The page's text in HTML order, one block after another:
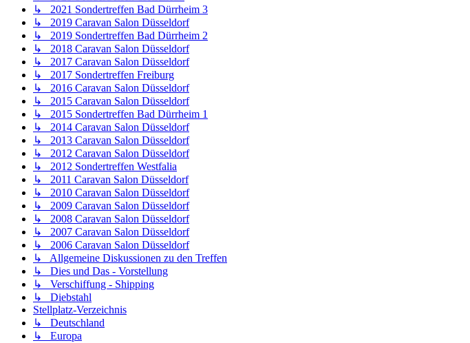
↳ 2021 Sondertreffen Bad Dürrheim 3
↳ 2019 Caravan Salon Düsseldorf
↳ 2019 Sondertreffen Bad Dürrheim 2
↳ 2018 Caravan Salon Düsseldorf
↳ 2017 Caravan Salon Düsseldorf
↳ 2017 Sondertreffen Freiburg
↳ 2016 Caravan Salon Düsseldorf
↳ 2015 Caravan Salon Düsseldorf
↳ 2015 Sondertreffen Bad Dürrheim 1
↳ 2014 Caravan Salon Düsseldorf
↳ 2013 Caravan Salon Düsseldorf
↳ 2012 Caravan Salon Düsseldorf
↳ 2012 Sondertreffen Westfalia
↳ 2011 Caravan Salon Düsseldorf
↳ 2010 Caravan Salon Düsseldorf
↳ 2009 Caravan Salon Düsseldorf
↳ 2008 Caravan Salon Düsseldorf
↳ 2007 Caravan Salon Düsseldorf
↳ 2006 Caravan Salon Düsseldorf
↳ Allgemeine Diskussionen zu den Treffen
↳ Dies und Das - Vorstellung
↳ Verschiffung - Shipping
↳ Diebstahl
Stellplatz-Verzeichnis
↳ Deutschland
↳ Europa